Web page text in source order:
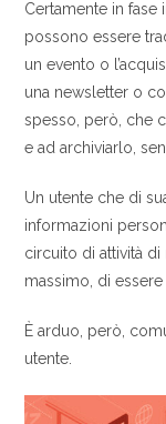
Certamente in fase
possono essere
un evento o
una newsletter o
spesso, però, che
e ad archiviarlo,
Un utente che di
informazioni
circuito di attività di
massimo, di essere
È arduo, però,
utente.